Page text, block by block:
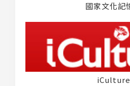
國家文化記
iCulture